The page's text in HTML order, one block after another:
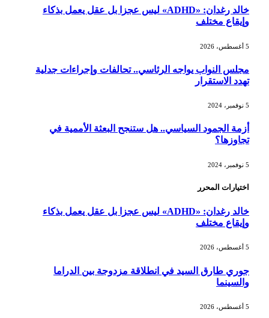
خالد رغدان: «ADHD» ليس عجزا بل عقل يعمل بذكاء
وإيقاع مختلف
مجلس النواب يواجه الرئاسي.. تحالفات وإجراءات جدلية
تهدد الاستقرار
أزمة الجمود السياسي.. هل ستنجح البعثة الأممية في
تجاوزها؟
اختيارات المحرر
خالد رغدان: «ADHD» ليس عجزا بل عقل يعمل بذكاء
وإيقاع مختلف
جوري طارق السيد في انطلاقة مزدوجة بين الدراما
والسينما